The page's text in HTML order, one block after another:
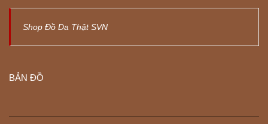
Shop Đồ Da Thật SVN
BẢN ĐỒ